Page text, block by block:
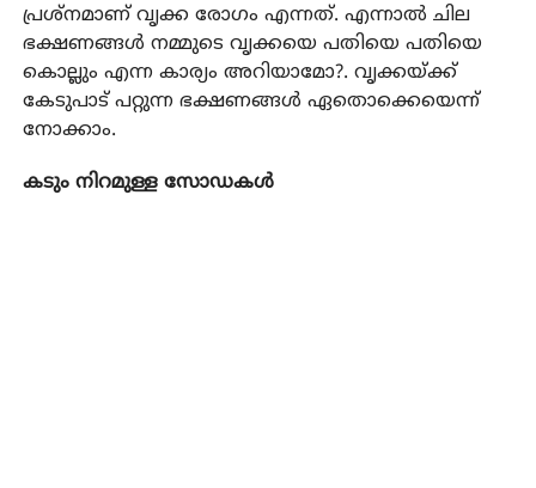
പ്രശ്നമാണ് വൃക്ക രോഗം എന്നത്. എന്നാൽ ചില
ഭക്ഷണങ്ങൾ നമ്മുടെ വൃക്കയെ പതിയെ പതിയെ
കൊല്ലും എന്ന കാര്യം അറിയാമോ?. വൃക്കയ്ക്ക്
കേടുപാട് പറ്റുന്ന ഭക്ഷണങ്ങൾ ഏതൊക്കെയെന്ന്
നോക്കാം.
കടും നിറമുള്ള സോഡകൾ